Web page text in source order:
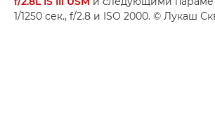
1/1250 сек., f/2.8 и ISO 2000. © Лукаш